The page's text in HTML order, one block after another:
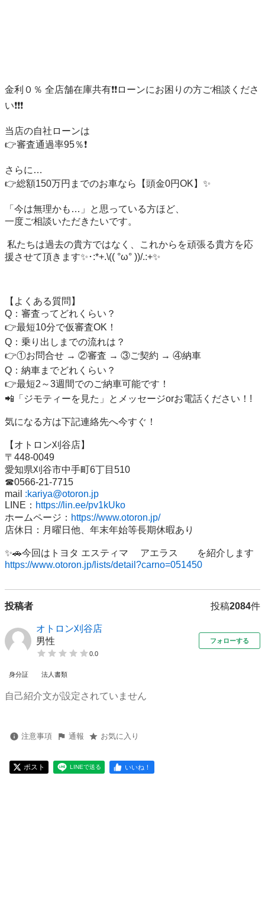
金利０％ 全店舗在庫共有❗️❗️ローンにお困りの方ご相談くださ
い❗️❗️❗️
当店の自社ローンは
👉審査通過率95％❗️
さらに…
👉総額150万円までのお車なら【頭金0円OK】✨
「今は無理かも…」と思っている方ほど、
一度ご相談いただきたいです。
援させて頂きます✨･:*+.\(( °ω° ))/.:+✨
【よくある質問】
Q：審査ってどれくらい？
👉最短10分で仮審査OK！
Q：乗り出しまでの流れは？
👉①お問合せ → ②審査 → ③ご契約 → ④納車
Q：納車までどれくらい？
👉最短2～3週間でのご納車可能です！
📲「ジモティーを見た」とメッセージorお電話ください！!
気になる方は下記連絡先へ今すぐ！
【オトロン刈谷店】
〒448-0049
愛知県刈谷市中手町6丁目510
☎0566‐21‐7715
mail :kariya@otoron.jp
LINE： https://lin.ee/pv1kUko
ホームページ： https://www.otoron.jp/
店休日：月曜日他、年末年始等長期休暇あり
https://www.otoron.jp/lists/detail?carno=051450
投稿者 投稿2084件
オトロン刈谷店
男性
0.0
フォローする
身分証 法人書類
自己紹介文が設定されていません
注意事項 通報 お気に入り
ポスト LINEで送る いいね！